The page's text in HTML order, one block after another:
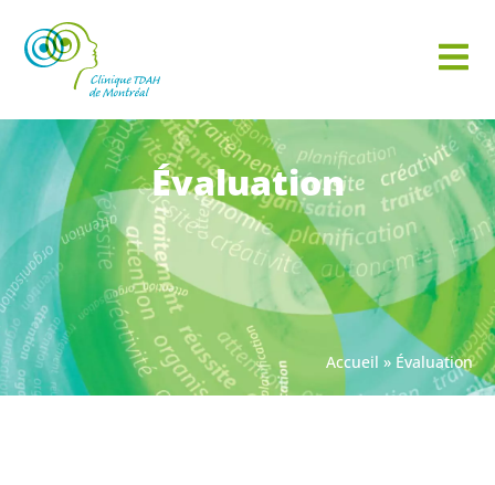
Évaluation
Accueil » Évaluation